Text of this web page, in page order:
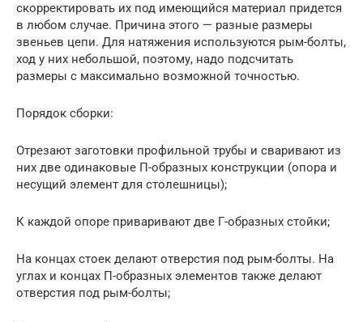
скорректировать их под имеющийся материал придется
в любом случае. Причина этого — разные размеры
звеньев цепи. Для натяжения используются рым-болты,
ход у них небольшой, поэтому, надо подсчитать
размеры с максимально возможной точностью.
Порядок сборки:
Отрезают заготовки профильной трубы и сваривают из
них две одинаковые П-образных конструкции (опора и
несущий элемент для столешницы);
К каждой опоре приваривают две Г-образных стойки;
На концах стоек делают отверстия под рым-болты. На
углах и концах П-образных элементов также делают
отверстия под рым-болты;